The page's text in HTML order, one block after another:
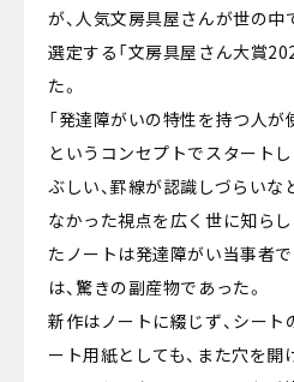
が、人気文房具屋さんが世の
選定する「文房具屋さん大賞
た。
「発達障がいの特性を持つ人が
というコンセプトでスタートし
ぶしい、罫線が認識しづらいな
なかった視点を広く世に知ら
たノートは発達障がい当事者
は、驚きの副産物であった。
新作はノートに綴じず、シート
ート用紙としても、また穴を